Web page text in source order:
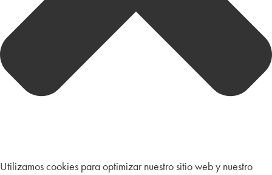
Utilizamos cookies para optimizar nuestro sitio web y nuestro